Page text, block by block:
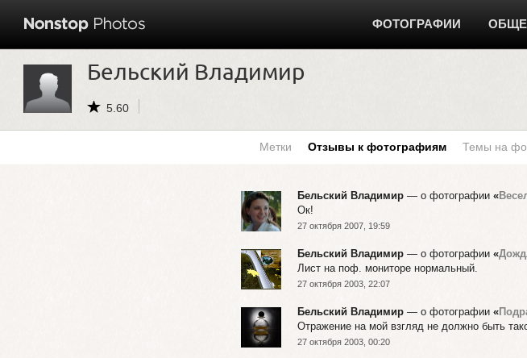
ФОТОГРАФИИ
Бельский Владимир
5.60
Метки Отзывы к фотографиям Темы на
Бельский Владимир — о фотографии «
Ок!
27 октября 2007, 19:59
Бельский Владимир — о фотографии «
Лист на поф. мониторе нормальный.
27 октября 2003, 22:07
Бельский Владимир — о фотографии «
Отражение на мой взгляд не должно быть
27 октября 2003, 00:20